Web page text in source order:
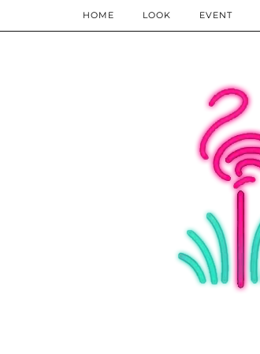
HOME LOOK EVENT